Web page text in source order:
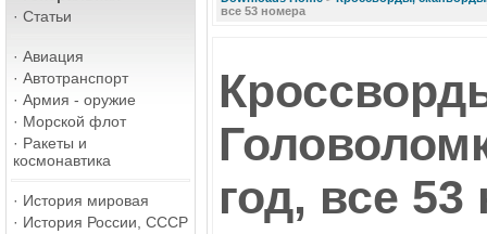
· Статьи
· Авиация
· Автотранспорт
· Армия - оружие
· Морской флот
· Ракеты и
космонавтика
· История мировая
· История России, СССР
все 53 номера
год, все